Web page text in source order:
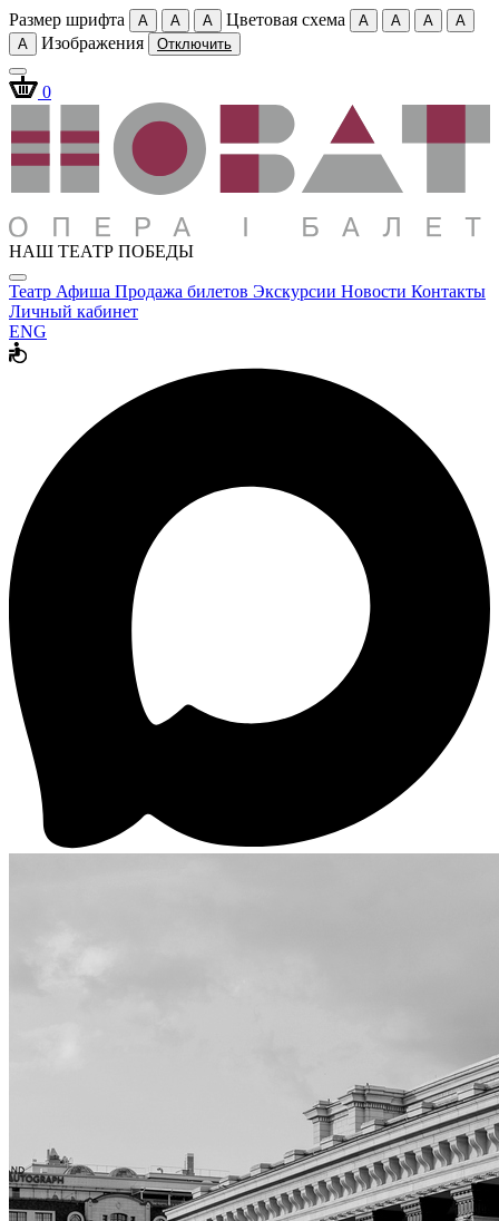
Размер шрифта A A A Цветовая схема A A A
A
A
Изображения Отключить
0
НАШ ТЕАТР ПОБЕДЫ
Театр Афиша Продажа билетов Экскурсии Новости Контакты
Личный кабинет
ENG